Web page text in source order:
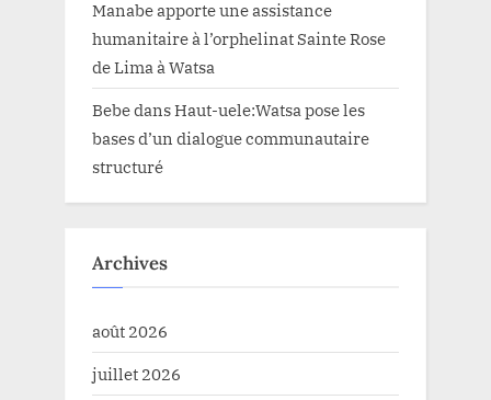
Manabe apporte une assistance
humanitaire à l’orphelinat Sainte Rose
de Lima à Watsa
BebedansHaut-uele:Watsa pose les
bases d’un dialogue communautaire
structuré
Archives
août 2026
juillet 2026